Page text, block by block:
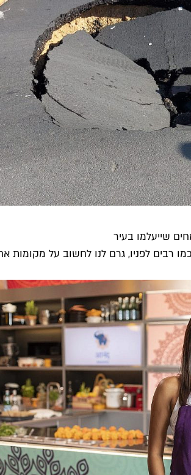
רבים לפניו, גרם לנו לחשוב על מקומות